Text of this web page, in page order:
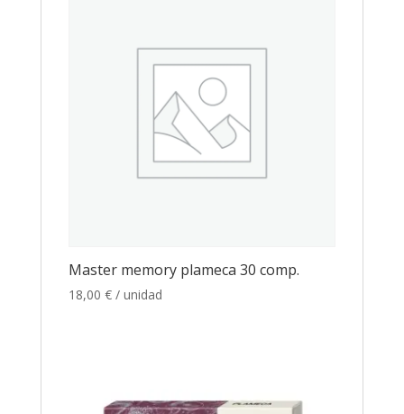
Master memory plameca 30 comp.
18,00 € / unidad